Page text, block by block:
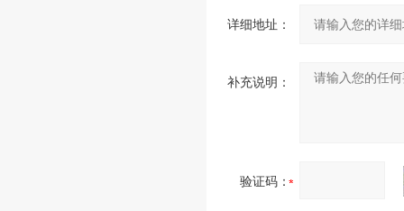
详细地址：
补充说明：
验证码：